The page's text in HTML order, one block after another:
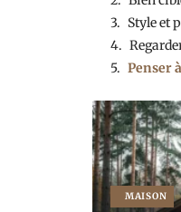
Style et
Penser
MAISON